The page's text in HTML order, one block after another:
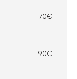
70€
90€